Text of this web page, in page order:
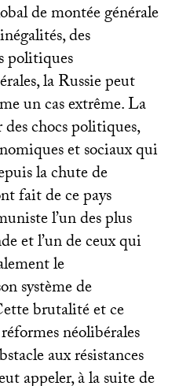
de montée générale
des
politiques
la Russie peut
un cas extrême. La
chocs politiques,
et sociaux qui
la chute de
fait de ce pays
l’un des plus
et l’un de ceux qui
le
système de
brutalité et ce
néolibérales
aux résistances